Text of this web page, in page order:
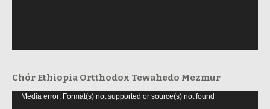
Chór Ethiopia Ortthodox Tewahedo Mezmur
Odtwarzacz
Media error: Format(s) not supported or source(s) not found